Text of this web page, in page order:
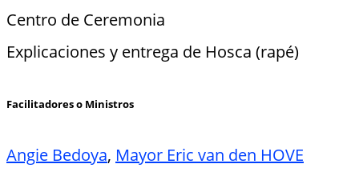
Centro de Ceremonia
Explicaciones y entrega de Hosca (rapé)
Facilitadores o Ministros
Angie Bedoya, Mayor Eric van den HOVE